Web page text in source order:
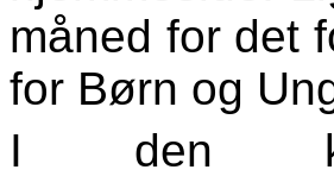
måned for det
for Børn og
I den